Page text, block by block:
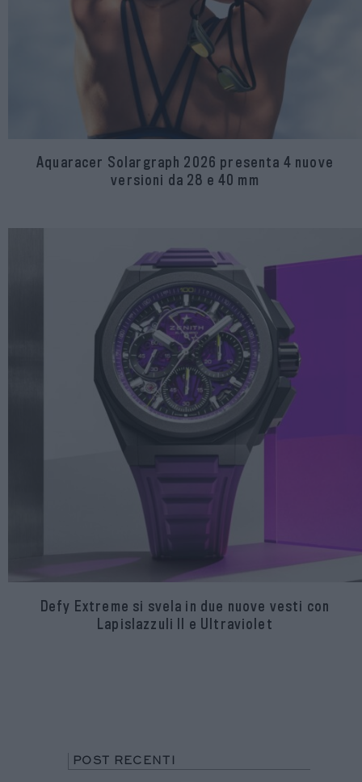
Aquaracer Solargraph 2026 presenta 4 nuove
versioni da 28 e 40 mm
Defy Extreme si svela in due nuove vesti con
Lapislazzuli II e Ultraviolet
POST RECENTI